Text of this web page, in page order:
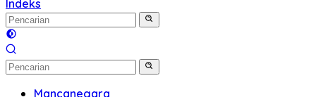
Indeks
Mancanegara